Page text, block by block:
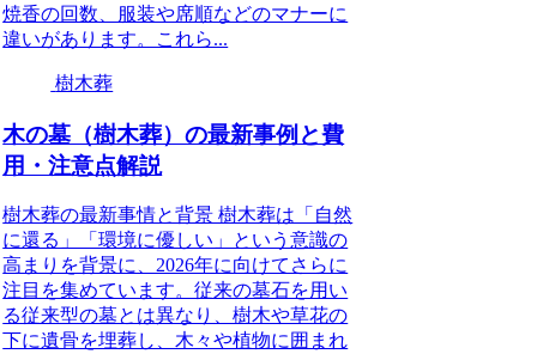
焼香の回数、服装や席順などのマナーに
違いがあります。これら...
樹木葬
木の墓（樹木葬）の最新事例と費
用・注意点解説
樹木葬の最新事情と背景 樹木葬は「自然
に還る」「環境に優しい」という意識の
高まりを背景に、2026年に向けてさらに
注目を集めています。従来の墓石を用い
る従来型の墓とは異なり、樹木や草花の
下に遺骨を埋葬し、木々や植物に囲まれ